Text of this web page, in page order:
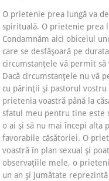
O prietenie prea lungă va
spirituală. O prietenie prea
Condamnăm aici obiceiul
care se desfăşoară pe
circumstanţele vă permit
Dacă circumstanţele nu vă
cu părinţii şi pastorul
prietenia voastră până la
sfatul meu pentru tine este
o ai şi să nu mai începi alta
favorabile căsătoriei. O
voastră în plan sexual şi
observaţiile mele, o
un an şi jumătate